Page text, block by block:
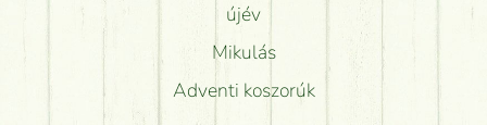
újév
Mikulás
Adventi koszorúk